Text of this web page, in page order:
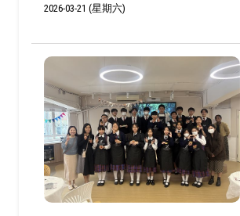
2026-03-21 (星期六)